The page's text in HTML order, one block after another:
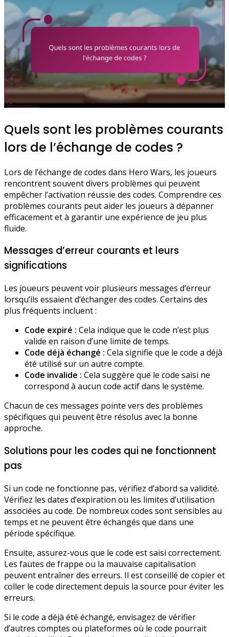
Quels sont les problèmes courants
lors de l’échange de codes ?
Lors de l’échange de codes dans Hero Wars, les joueurs
rencontrent souvent divers problèmes qui peuvent
empêcher l’activation réussie des codes. Comprendre ces
problèmes courants peut aider les joueurs à dépanner
efficacement et à garantir une expérience de jeu plus
fluide.
Messages d’erreur courants et leurs
significations
Les joueurs peuvent voir plusieurs messages d’erreur
lorsqu’ils essaient d’échanger des codes. Certains des
plus fréquents incluent :
Code expiré : Cela indique que le code n’est plus
valide en raison d’une limite de temps.
Code déjà échangé : Cela signifie que le code a déjà
été utilisé sur un autre compte.
Code invalide : Cela suggère que le code saisi ne
correspond à aucun code actif dans le système.
Chacun de ces messages pointe vers des problèmes
spécifiques qui peuvent être résolus avec la bonne
approche.
Solutions pour les codes qui ne fonctionnent
pas
Si un code ne fonctionne pas, vérifiez d’abord sa validité.
Vérifiez les dates d’expiration ou les limites d’utilisation
associées au code. De nombreux codes sont sensibles au
temps et ne peuvent être échangés que dans une
période spécifique.
Ensuite, assurez-vous que le code est saisi correctement.
Les fautes de frappe ou la mauvaise capitalisation
peuvent entraîner des erreurs. Il est conseillé de copier et
coller le code directement depuis la source pour éviter les
erreurs.
Si le code a déjà été échangé, envisagez de vérifier
d’autres comptes ou plateformes où le code pourrait